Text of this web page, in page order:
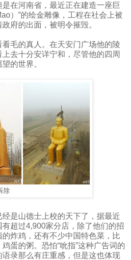
在河南省，最近正在建造一座巨
）”的绘金雕像，工程在社会上被
府的出面，被明令摧毁。
毛的真人。在天安门广场他的陵
去十分安详宁和，尽管他的四周
的世界。
除
是山德士上校的天下了，据最近
有超过4,900家分店，除了他们的招
炸鸡，还有不少中国特色菜，比
蛋的粥。恐怕“吮指”这种广告词的
录那么有庄重感，但是这也体现